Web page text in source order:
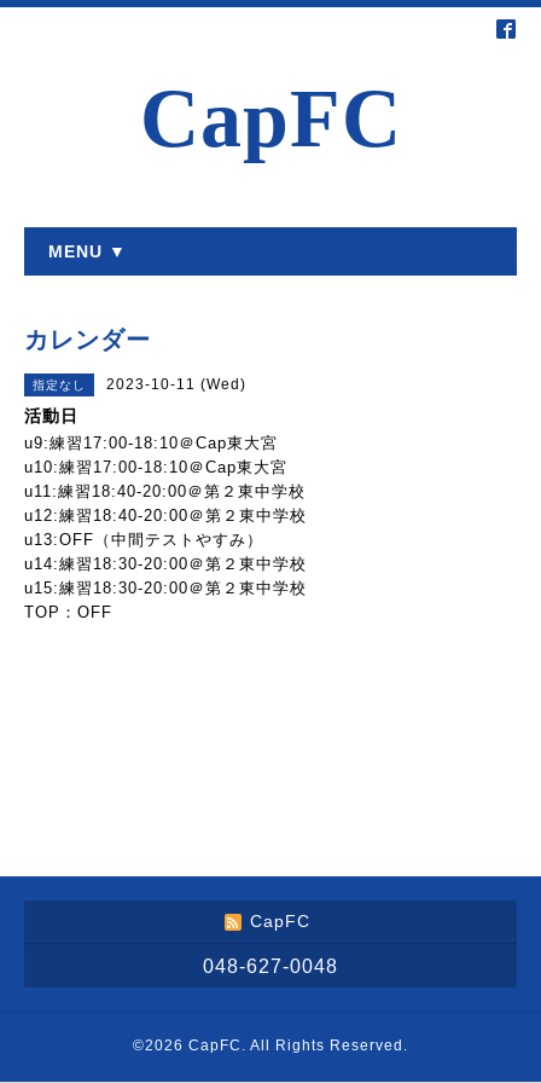
CapFC
MENU ▼
カレンダー
指定なし 2023-10-11 (Wed)
活動日
u9:練習17:00-18:10＠Cap東大宮
u10:練習17:00-18:10＠Cap東大宮
u11:練習18:40-20:00＠第２東中学校
u12:練習18:40-20:00＠第２東中学校
u13:OFF（中間テストやすみ）
u14:練習18:30-20:00＠第２東中学校
u15:練習18:30-20:00＠第２東中学校
TOP：OFF
CapFC
048-627-0048
©2026 CapFC . All Rights Reserved.